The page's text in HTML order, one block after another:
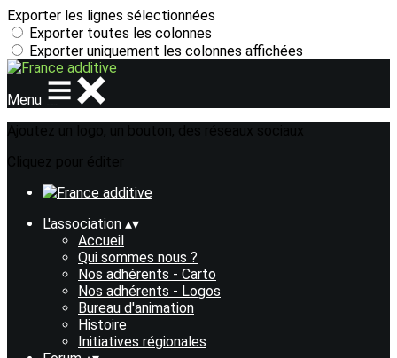
Exporter les lignes sélectionnées
Exporter toutes les colonnes
Exporter uniquement les colonnes affichées
Menu
L'association ▴▾
Accueil
Qui sommes nous ?
Nos adhérents - Carto
Nos adhérents - Logos
Bureau d'animation
Histoire
Initiatives régionales